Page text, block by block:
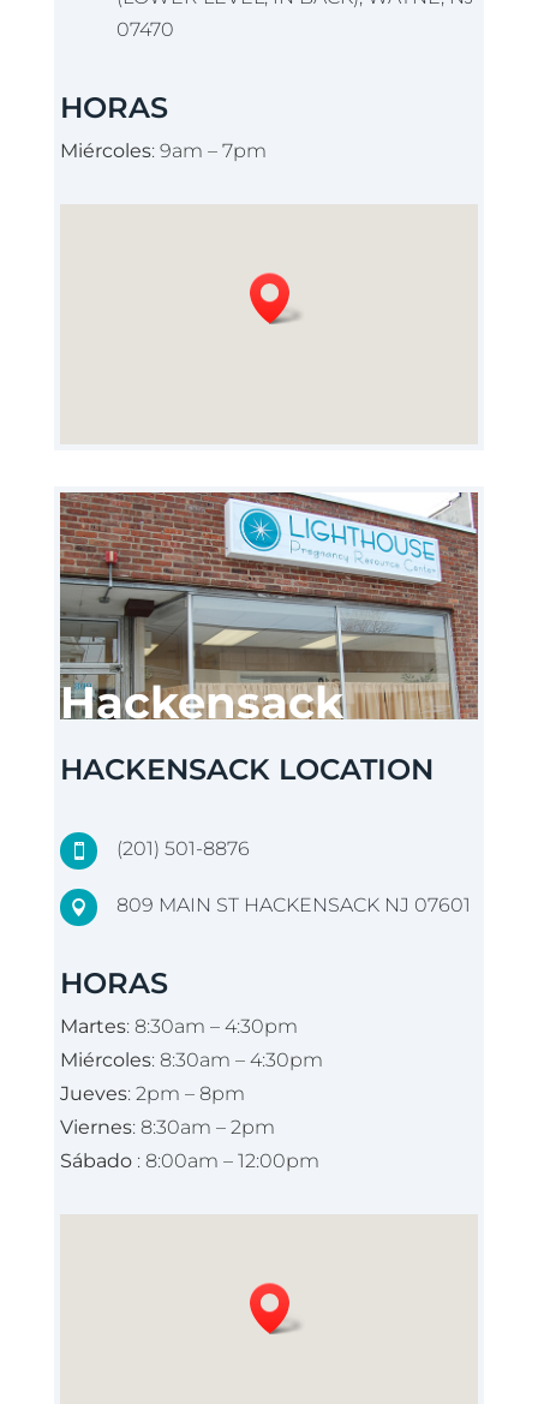
07470
HORAS
Miércoles: 9am – 7pm
Hackensack
HACKENSACK LOCATION
 (201) 501-8876
 809 MAIN ST HACKENSACK NJ 07601
HORAS
Martes: 8:30am – 4:30pm
Miércoles: 8:30am – 4:30pm
Jueves: 2pm – 8pm
Viernes: 8:30am – 2pm
Sábado : 8:00am – 12:00pm